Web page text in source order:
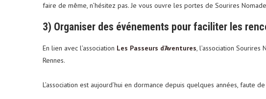
faire de même, n’hésitez pas. Je vous ouvre les portes de Sourires
3) Organiser des événements pour faciliter les
En lien avec l’association Les Passeurs d’Aventures, l’association
Rennes.
L’association est aujourd’hui en dormance depuis quelques années, faute